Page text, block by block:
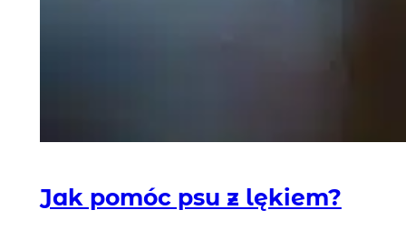
Jak pomóc psu z lękiem?